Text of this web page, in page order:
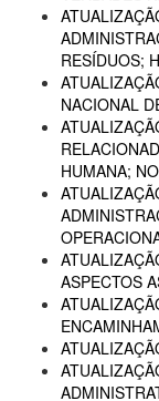
RESÍDUOS;
NACIONAL
HUMANA;
ASPECTOS